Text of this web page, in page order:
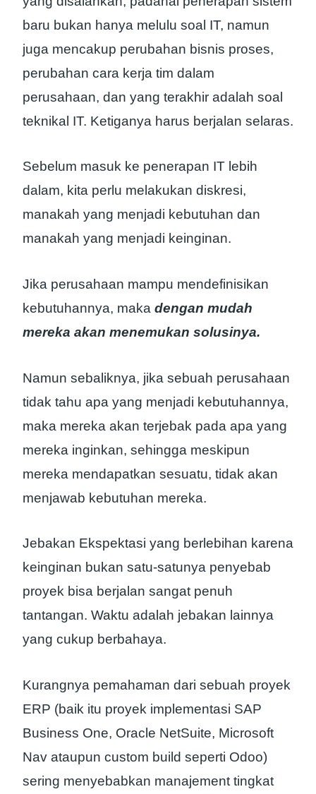
baru bukan hanya melulu soal IT, namun
juga mencakup perubahan bisnis proses,
perubahan cara kerja tim dalam
perusahaan, dan yang terakhir adalah soal
teknikal IT. Ketiganya harus berjalan selaras.
Sebelum masuk ke penerapan IT lebih
dalam, kita perlu melakukan diskresi,
manakah yang menjadi kebutuhan dan
manakah yang menjadi keinginan.
Jika perusahaan mampu mendefinisikan
kebutuhannya, maka dengan mudah
mereka akan menemukan solusinya.
Namun sebaliknya, jika sebuah perusahaan
tidak tahu apa yang menjadi kebutuhannya,
maka mereka akan terjebak pada apa yang
mereka inginkan, sehingga meskipun
mereka mendapatkan sesuatu, tidak akan
menjawab kebutuhan mereka.
Jebakan Ekspektasi yang berlebihan karena
keinginan bukan satu-satunya penyebab
proyek bisa berjalan sangat penuh
tantangan. Waktu adalah jebakan lainnya
yang cukup berbahaya.
Kurangnya pemahaman dari sebuah proyek
ERP (baik itu proyek implementasi SAP
Business One, Oracle NetSuite, Microsoft
Nav ataupun custom build seperti Odoo)
sering menyebabkan manajement tingkat